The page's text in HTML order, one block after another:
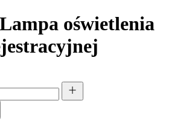
Lampa oświetlenia